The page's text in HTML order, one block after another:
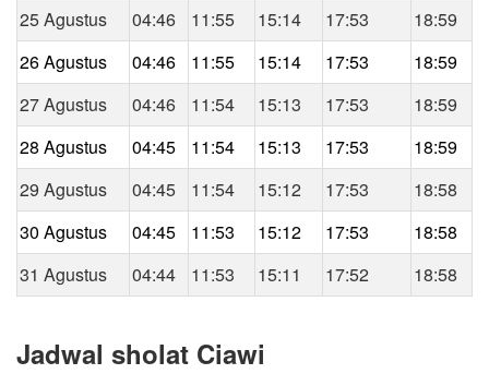
25 Agustus
04:46 11:55 15:14 17:53
18:59
26 Agustus
04:46 11:55 15:14 17:53
18:59
27 Agustus
04:46 11:54 15:13 17:53
18:59
28 Agustus
04:45 11:54 15:13 17:53
18:59
29 Agustus
04:45 11:54 15:12 17:53
18:58
30 Agustus
04:45 11:53 15:12 17:53
18:58
31 Agustus
04:44 11:53 15:11 17:52 18:58
Jadwal sholat Ciawi